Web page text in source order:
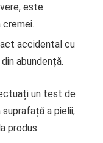
este
accidental cu
abundență.
un test de
a pielii,
produs.